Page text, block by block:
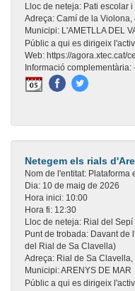
Lloc de neteja: Pati escolar
Adreça: Camí de la Violona,
Municipi: L'AMETLLA DEL
Públic a qui es dirigeix
Web: https://agora.xtec.cat/
Informació complementària:
Netegem els rials
Nom de l'entitat: Plataforma
Dia: 10 de maig de 2026
Hora inici: 10:00
Hora fi: 12:30
Lloc de neteja: Rial del
Punt de trobada: Davant de
del Rial de Sa Clavella)
Adreça: Rial de Sa Clavella,
Municipi:ARENYS DE MAR
Públic a qui es dirigeix